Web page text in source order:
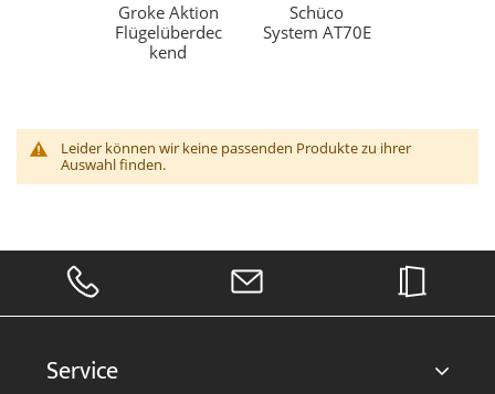
Groke Aktion
Flügelüberdec
kend
Schüco
System AT70E
Leider können wir keine passenden Produkte zu ihrer
Auswahl finden.
Service